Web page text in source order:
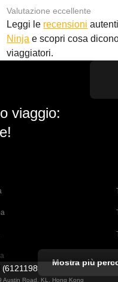
Valutazione eccellente
Leggi le recensioni
Ninja e scopri cosa
viaggiatori.
viaggio:
Mostra più
Austin Road, KL, Hong Kong